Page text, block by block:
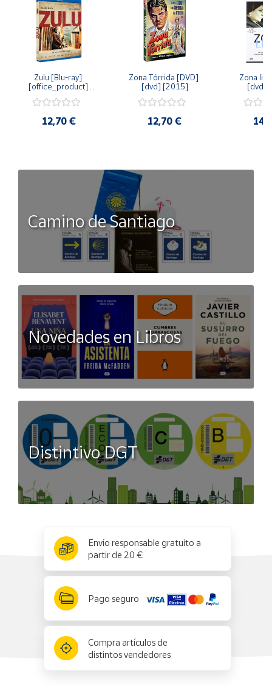
Zulu [Blu-ray]
[office_product]
12,70 €
Zona Tórrida [DVD]
[dvd] [2015]
12,70 €
Zona
[dvd]
Camino de Santiago
Novedades en Libros
Distintivo DGT
Envío responsable gratuito a
partir de 20 €
Pago seguro
Compra artículos de
distintos vendedores